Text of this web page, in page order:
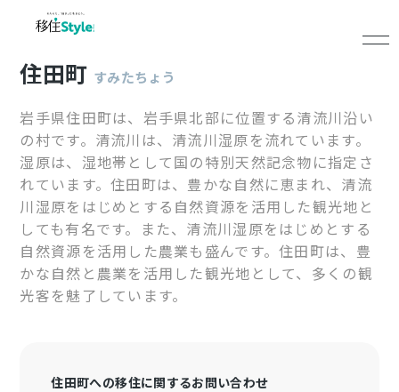
住田町 すみたちょう
岩手県住田町は、岩手県北部に位置する清流川沿い
の村です。清流川は、清流川湿原を流れています。
湿原は、湿地帯として国の特別天然記念物に指定さ
れています。住田町は、豊かな自然に恵まれ、清流
川湿原をはじめとする自然資源を活用した観光地と
しても有名です。また、清流川湿原をはじめとする
自然資源を活用した農業も盛んです。住田町は、豊
かな自然と農業を活用した観光地として、多くの観
光客を魅了しています。
住田町への移住に関するお問い合わせ